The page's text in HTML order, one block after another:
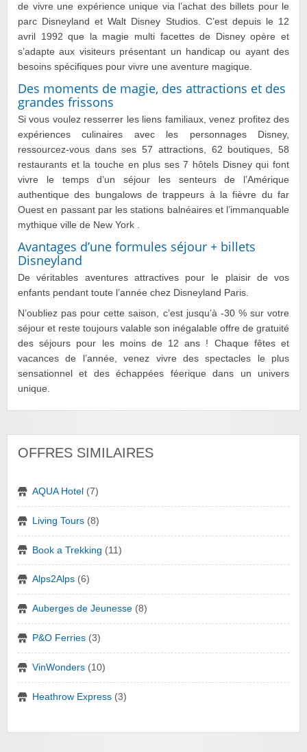
de vivre une expérience unique via l’achat des billets pour le
parc Disneyland et Walt Disney Studios. C’est depuis le 12
avril 1992 que la magie multi facettes de Disney opère et
s’adapte aux visiteurs présentant un handicap ou ayant des
besoins spécifiques pour vivre une aventure magique.
Des moments de magie, des attractions et des
grandes frissons
Si vous voulez resserrer les liens familiaux, venez profitez des
expériences culinaires avec les personnages Disney,
ressourcez-vous dans ses 57 attractions, 62 boutiques, 58
restaurants et la touche en plus ses 7 hôtels Disney qui font
vivre le temps d’un séjour les senteurs de l’Amérique
authentique des bungalows de trappeurs à la fièvre du far
Ouest en passant par les stations balnéaires et l’immanquable
mythique ville de New York .
Avantages d’une formules séjour + billets
Disneyland
De véritables aventures attractives pour le plaisir de vos
enfants pendant toute l’année chez Disneyland Paris.
N’oubliez pas pour cette saison, c’est jusqu’à -30 % sur votre
séjour et reste toujours valable son inégalable offre de gratuité
des séjours pour les moins de 12 ans ! Chaque fêtes et
vacances de l’année, venez vivre des spectacles le plus
sensationnel et des échappées féerique dans un univers
unique.
OFFRES SIMILAIRES
AQUA Hotel (7)
Living Tours (8)
Book a Trekking (11)
Alps2Alps (6)
Auberges de Jeunesse (8)
P&O Ferries (3)
VinWonders (10)
Heathrow Express (3)